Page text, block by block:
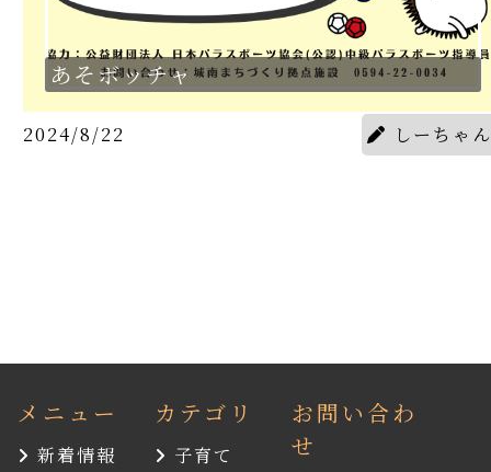
あそボッチャ
2024/8/22 しーちゃん
メニュー
新着情報
カテゴリ
子育て
お問い合わ
せ